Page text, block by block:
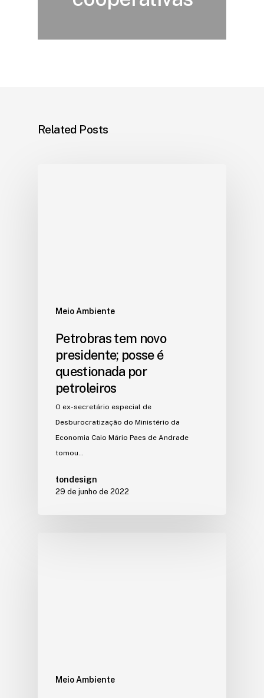
Related Posts
Meio Ambiente
Petrobras tem novo
presidente; posse é
questionada por
petroleiros
O ex-secretário especial de
Desburocratização do Ministério da
Economia Caio Mário Paes de Andrade
tomou…
tondesign
29 de junho de 2022
Meio Ambiente